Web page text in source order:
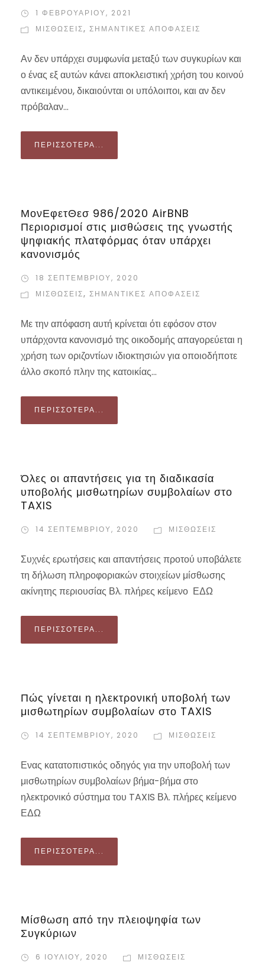
1 ΦΕΒΡΟΥΑΡΊΟΥ, 2021
ΜΙΣΘΏΣΕΙΣ, ΣΗΜΑΝΤΙΚΈΣ ΑΠΟΦΆΣΕΙΣ
Αν δεν υπάρχει συμφωνία μεταξύ των συγκυρίων και
ο ένας εξ αυτών κάνει αποκλειστική χρήση του κοινού
αντικειμένου, δικαιούνται οι υπόλοιποι, και αν δεν
πρόβαλαν...
ΠΕΡΙΣΣΌΤΕΡΑ...
ΜονΕφετΘεσ 986/2020 AirBNB
Περιορισμοί στις μισθώσεις της γνωστής
ψηφιακής πλατφόρμας όταν υπάρχει
κανονισμός
18 ΣΕΠΤΕΜΒΡΊΟΥ, 2020
ΜΙΣΘΏΣΕΙΣ, ΣΗΜΑΝΤΙΚΈΣ ΑΠΟΦΆΣΕΙΣ
Με την απόφαση αυτή κρίνεται ότι εφόσον στον
υπάρχοντα κανονισμό της οικοδομής απαγορεύεται η
χρήση των οριζοντίων ιδιοκτησιών για οποιοδήποτε
άλλο σκοπό πλην της κατοικίας...
ΠΕΡΙΣΣΌΤΕΡΑ...
Όλες οι απαντήσεις για τη διαδικασία
υποβολής μισθωτηρίων συμβολαίων στο
TAXIS
14 ΣΕΠΤΕΜΒΡΊΟΥ, 2020 ΜΙΣΘΏΣΕΙΣ
Συχνές ερωτήσεις και απαντήσεις προτού υποβάλετε
τη δήλωση πληροφοριακών στοιχείων μίσθωσης
ακίνητης περιουσίας Βλ. πλήρες κείμενο ΕΔΩ
ΠΕΡΙΣΣΌΤΕΡΑ...
Πώς γίνεται η ηλεκτρονική υποβολή των
μισθωτηρίων συμβολαίων στο TAXIS
14 ΣΕΠΤΕΜΒΡΊΟΥ, 2020 ΜΙΣΘΏΣΕΙΣ
Ενας κατατοπιστικός οδηγός για την υποβολή των
μισθωτηρίων συμβολαίων βήμα-βήμα στο
ηλεκτρονικό σύστημα του TAXIS Βλ. πλήρες κείμενο
ΕΔΩ
ΠΕΡΙΣΣΌΤΕΡΑ...
Μίσθωση από την πλειοψηφία των
Συγκύριων
6 ΙΟΥΛΊΟΥ, 2020 ΜΙΣΘΏΣΕΙΣ